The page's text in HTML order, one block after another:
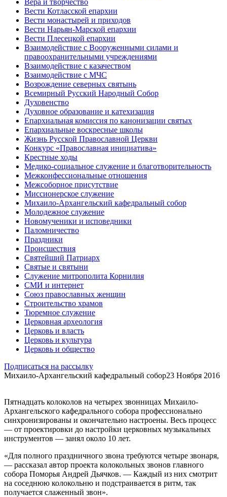
Вести Котласской епархии
Вести монастырей и приходов
Вести Нарьян-Марской епархии
Вести Плесецкой епархии
Взаимодействие с Вооруженными силами и
правоохранительными учреждениями
Взаимодействие с казачеством
Взаимодействие с МЧС
Возрождение северных святынь
Всемирный Русский Народный Собор
Духовенство
Духовное образование и катехизация
Епархиальная комиссия по канонизации святых
Епархиальные воскресные школы
Жизнь Русской Православной Церкви
Конкурс «Православная инициатива»
Крестные ходы
Медико-социальное служение и благотворительность
Межконфессиональные отношения
Межсоборное присутствие
Миссионерское служение
Михаило-Архангельский кафедральный собор
Молодежное служение
Новомученики и исповедники
Паломничество
Праздники
Происшествия
Святейший Патриарх
Святые и святыни
Служение митрополита Корнилия
СМИ и интернет
Союз православных женщин
Строительство храмов
Тюремное служение
Церковная археология
Церковь и власть
Церковь и культура
Церковь и общество
Подписаться на рассылку
Михаило-Архангельский кафедральный собор23 Ноября 2016
Пятнадцать колоколов на четырех звонницах Михаило-
Архангельского кафедрального собора профессионально
синхронизированы и окончательно настроены. Весь процесс
— от проектировки до настройки церковных музыкальных
инструментов — занял около 10 лет.
«Для полного праздничного звона требуются четыре звонаря,
— рассказал автор проекта колокольных звонов главного
собора Поморья Андрей Дьячков. — Каждый из них смотрит
на соседнюю колокольню и подстраивается в ритм, так
получается слаженный звон».